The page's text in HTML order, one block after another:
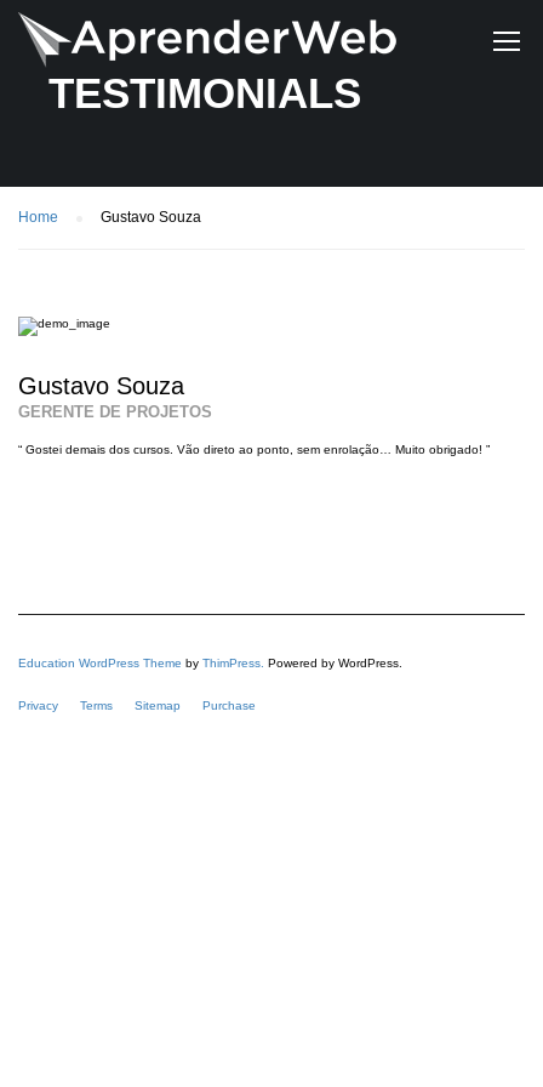
TESTIMONIALS
Home Gustavo Souza
Gustavo Souza
GERENTE DE PROJETOS
“ Gostei demais dos cursos. Vão direto ao ponto, sem enrolação… Muito obrigado! ”
Education WordPress Theme by ThimPress. Powered by WordPress.
Privacy Terms Sitemap Purchase